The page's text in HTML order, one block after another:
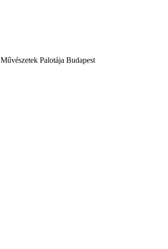
Művészetek Palotája Budapest